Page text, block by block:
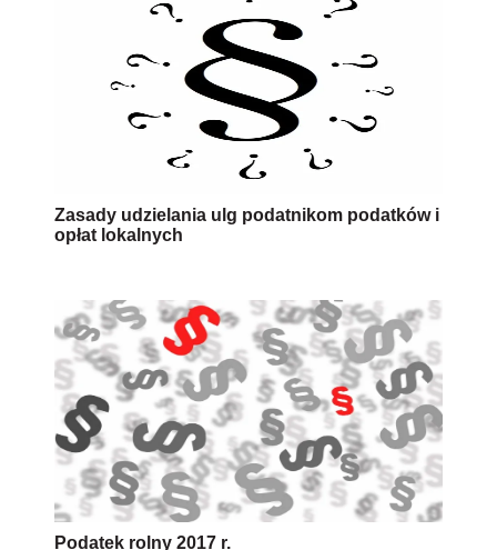
Zasady udzielania ulg podatnikom podatków i
opłat lokalnych
Podatek rolny 2017 r.